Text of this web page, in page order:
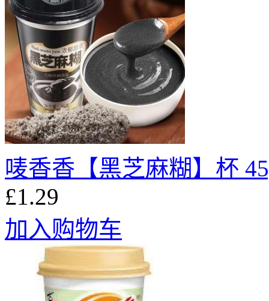
唛香香【黑芝麻糊】杯
£1.29
加入购物车